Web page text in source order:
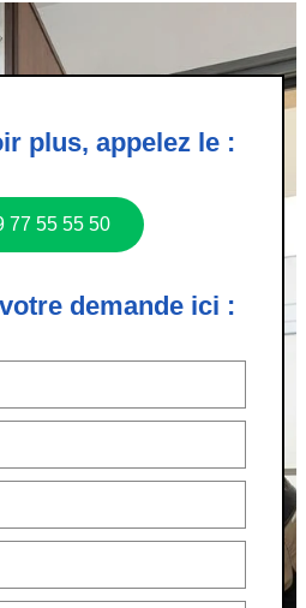
plus, appelez le :
77 55 55 50
demande ici :